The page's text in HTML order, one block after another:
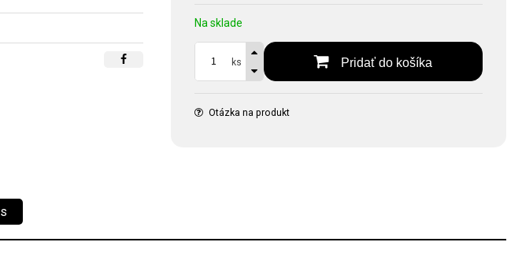
Na sklade
ks Pridať do košíka
Otázka na produkt